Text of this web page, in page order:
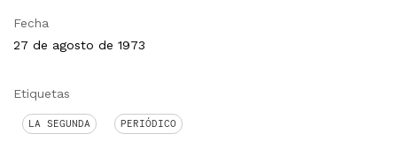
Fecha
27 de agosto de 1973
Etiquetas
LA SEGUNDA PERIÓDICO